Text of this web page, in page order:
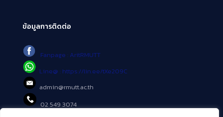
ข้อมูลการติดต่อ
Fanpage : AritRMUTT
Line@ : https://lin.ee/tXe209C
admin@rmutt.ac.th
02 549 3074